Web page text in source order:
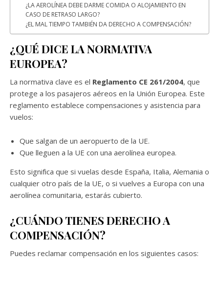
¿LA AEROLÍNEA DEBE DARME COMIDA O ALOJAMIENTO EN
CASO DE RETRASO LARGO?
¿EL MAL TIEMPO TAMBIÉN DA DERECHO A COMPENSACIÓN?
¿QUÉ DICE LA NORMATIVA
EUROPEA?
La normativa clave es el Reglamento CE 261/2004, que
protege a los pasajeros aéreos en la Unión Europea. Este
reglamento establece compensaciones y asistencia para
vuelos:
Que salgan de un aeropuerto de la UE.
Que lleguen a la UE con una aerolínea europea.
Esto significa que si vuelas desde España, Italia, Alemania o
cualquier otro país de la UE, o si vuelves a Europa con una
aerolínea comunitaria, estarás cubierto.
¿CUÁNDO TIENES DERECHO A
COMPENSACIÓN?
Puedes reclamar compensación en los siguientes casos: